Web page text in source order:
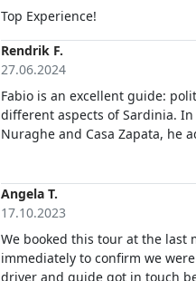
Top Experience!
Rendrik F.
27.06.2024
Fabio is an excellent guide:
different aspects of Sardinia.
Nuraghe and Casa Zapata, he
Saint Peter in Tuili to show us
Angela T.
17.10.2023
We booked this tour at the last
immediately to confirm we were on a tour. Nico' our
driver and guide got in touch